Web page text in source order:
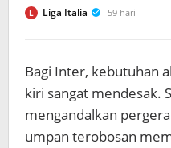
L Liga Italia 59 hari
Bagi Inter, kebutuhan
kiri sangat mendesak.
mengandalkan
umpan terobosan